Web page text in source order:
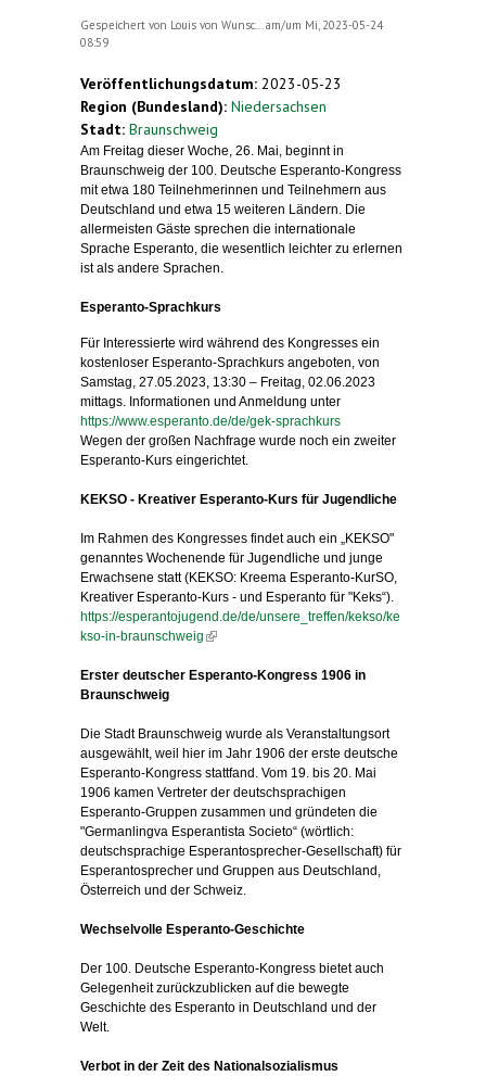
Gespeichert von Louis von Wunsc...
am/um Mi, 2023-05-24
08:59
Veröffentlichungsdatum: 2023-05-23
Region (Bundesland): Niedersachsen
Stadt: Braunschweig
Am Freitag dieser Woche, 26. Mai, beginnt in
Braunschweig der 100. Deutsche Esperanto-Kongress
mit etwa 180 Teilnehmerinnen und Teilnehmern aus
Deutschland und etwa 15 weiteren Ländern. Die
allermeisten Gäste sprechen die internationale
Sprache Esperanto, die wesentlich leichter zu erlernen
ist als andere Sprachen.
Esperanto-Sprachkurs
Für Interessierte wird während des Kongresses ein
kostenloser Esperanto-Sprachkurs angeboten, von
Samstag, 27.05.2023, 13:30 – Freitag, 02.06.2023
mittags. Informationen und Anmeldung unter
https://www.esperanto.de/de/gek-sprachkurs
Wegen der großen Nachfrage wurde noch ein zweiter
Esperanto-Kurs eingerichtet.
KEKSO - Kreativer Esperanto-Kurs für Jugendliche
Im Rahmen des Kongresses findet auch ein „KEKSO"
genanntes Wochenende für Jugendliche und junge
Erwachsene statt (KEKSO: Kreema Esperanto-KurSO,
Kreativer Esperanto-Kurs - und Esperanto für "Keks“).
https://esperantojugend.de/de/unsere_treffen/kekso/ke
kso-in-braunschweig (link is external)
Erster deutscher Esperanto-Kongress 1906 in
Braunschweig
Die Stadt Braunschweig wurde als Veranstaltungsort
ausgewählt, weil hier im Jahr 1906 der erste deutsche
Esperanto-Kongress stattfand. Vom 19. bis 20. Mai
1906 kamen Vertreter der deutschsprachigen
Esperanto-Gruppen zusammen und gründeten die
"Germanlingva Esperantista Societo“ (wörtlich:
deutschsprachige Esperantosprecher-Gesellschaft) für
Esperantosprecher und Gruppen aus Deutschland,
Österreich und der Schweiz.
Wechselvolle Esperanto-Geschichte
Der 100. Deutsche Esperanto-Kongress bietet auch
Gelegenheit zurückzublicken auf die bewegte
Geschichte des Esperanto in Deutschland und der
Welt.
Verbot in der Zeit des Nationalsozialismus